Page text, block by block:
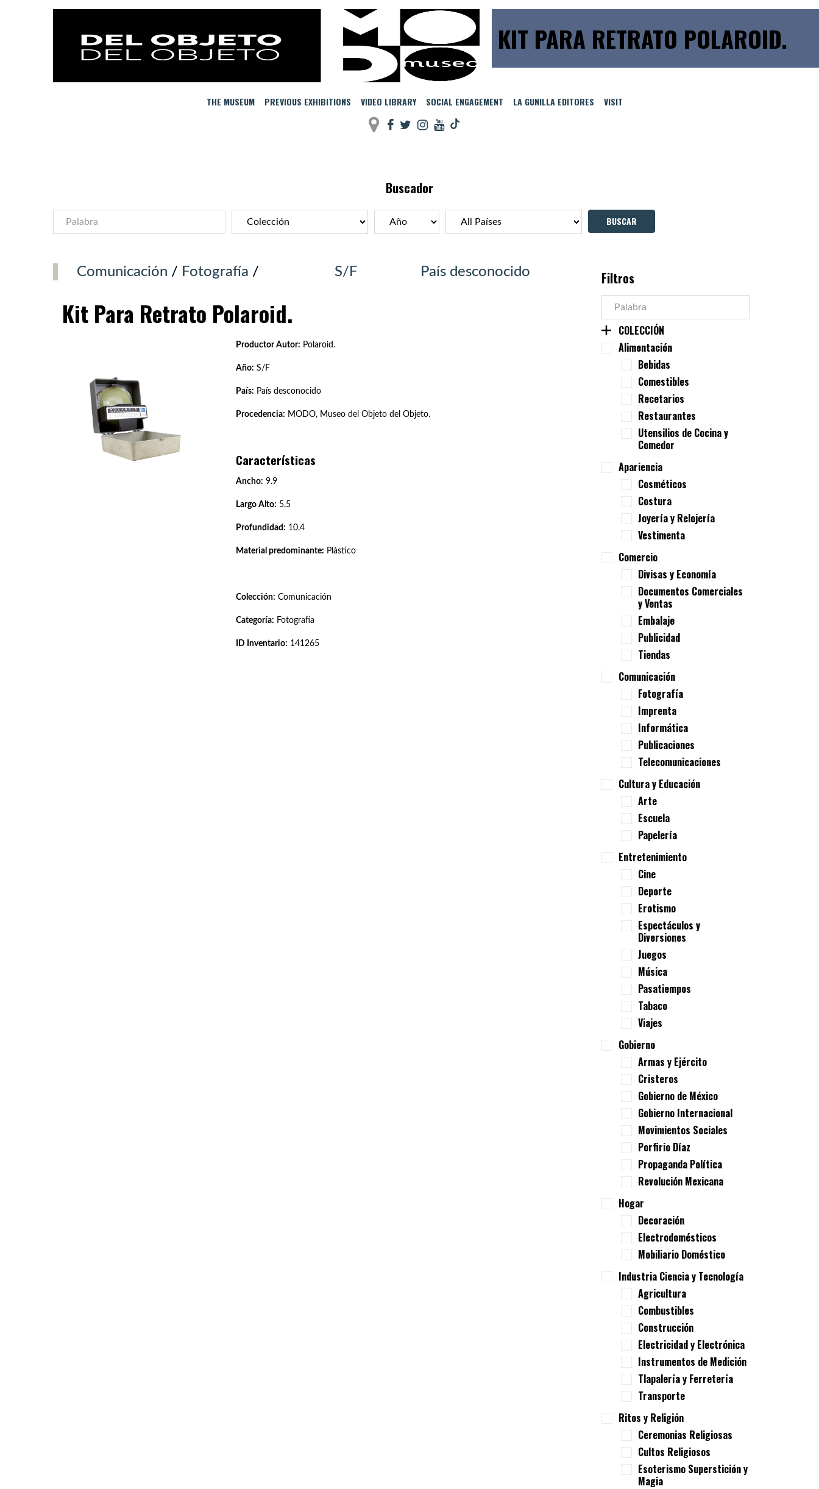
KIT PARA RETRATO POLAROID.
THE MUSEUM PREVIOUS EXHIBITIONS VIDEO LIBRARY SOCIAL ENGAGEMENT LA GUNILLA EDITORES VISIT
Buscador
Comunicación / Fotografía / S/F País desconocido
Kit Para Retrato Polaroid.
Productor Autor: Polaroid.
Año: S/F
País: País desconocido
Procedencia: MODO, Museo del Objeto del Objeto.
Características
Ancho: 9.9
Largo Alto: 5.5
Profundidad: 10.4
Material predominante: Plástico
Colección: Comunicación
Categoría: Fotografía
ID Inventario: 141265
Filtros
COLECCIÓN
Alimentación
Bebidas
Comestibles
Recetarios
Restaurantes
Utensilios de Cocina y
Comedor
Apariencia
Cosméticos
Costura
Joyería y Relojería
Vestimenta
Comercio
Divisas y Economía
Documentos Comerciales
y Ventas
Embalaje
Publicidad
Tiendas
Comunicación
Fotografía
Imprenta
Informática
Publicaciones
Telecomunicaciones
Cultura y Educación
Arte
Escuela
Papelería
Entretenimiento
Cine
Deporte
Erotismo
Espectáculos y
Diversiones
Juegos
Música
Pasatiempos
Tabaco
Viajes
Gobierno
Armas y Ejército
Cristeros
Gobierno de México
Gobierno Internacional
Movimientos Sociales
Porfirio Díaz
Propaganda Política
Revolución Mexicana
Hogar
Decoración
Electrodomésticos
Mobiliario Doméstico
Industria Ciencia y Tecnología
Agricultura
Combustibles
Construcción
Electricidad y Electrónica
Instrumentos de Medición
Tlapalería y Ferretería
Transporte
Ritos y Religión
Ceremonias Religiosas
Cultos Religiosos
Esoterismo Superstición y
Magia